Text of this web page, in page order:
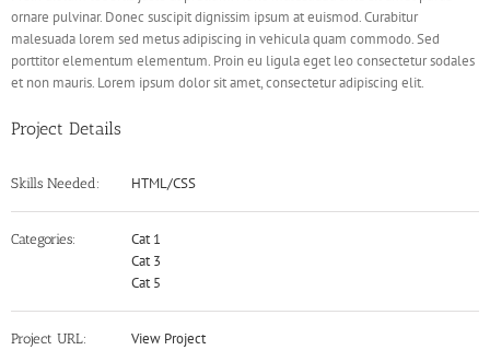
ornare pulvinar. Donec suscipit dignissim ipsum at euismod. Curabitur
malesuada lorem sed metus adipiscing in vehicula quam commodo. Sed
porttitor elementum elementum. Proin eu ligula eget leo consectetur sodales
et non mauris. Lorem ipsum dolor sit amet, consectetur adipiscing elit.
Project Details
Skills Needed: HTML/CSS
Categories:
Cat 1
Cat 3
Cat 5
Project URL: View Project